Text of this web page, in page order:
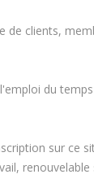
de clients,
du
sur ce
renouvelable